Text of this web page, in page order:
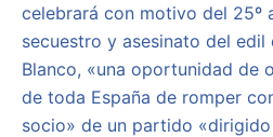
celebrará con motivo del 25º
secuestro y asesinato del edil
Blanco, «una oportunidad de
de toda España de romper
socio» de un partido